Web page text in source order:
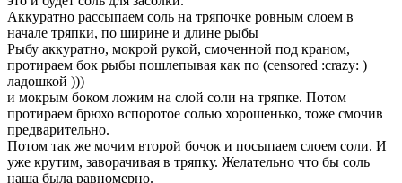
Аккуратно рассыпаем соль на тряпочке ровным слоем в
начале тряпки, по ширине и длине рыбы
Рыбу аккуратно, мокрой рукой, смоченной под краном,
протираем бок рыбы пошлепывая как по (censored :crazy: )
ладошкой )))
и мокрым боком ложим на слой соли на тряпке. Потом
протираем брюхо вспоротое солью хорошенько, тоже смочив
предварительно.
Потом так же мочим второй бочок и посыпаем слоем соли. И
уже крутим, заворачивая в тряпку. Желательно что бы соль
наша была равномерно.